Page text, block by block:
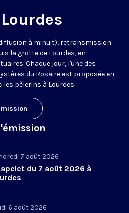
à minuit), retransmission
la grotte de Lourdes, en
Chaque jour, l'une des
du Rosaire est proposée en
les pèlerins à Lourdes.
7 août 2026
du 7 août 2026 à
6 août 2026